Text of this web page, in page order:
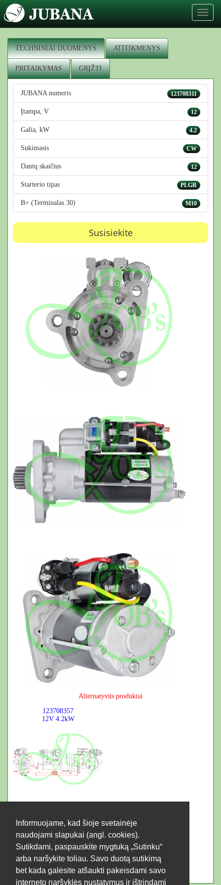
Informuojame, kad šioje svetainėje
naudojami slapukai (angl. cookies).
Sutikdami, paspauskite mygtuką „Sutinku“
arba naršykite toliau. Savo duotą sutikimą
bet kada galėsite atšaukti pakeisdami savo
interneto naršyklės nustatymus ir ištrindami
Toggle
TECHNINIAI DUOMENYS ATITIKMENYS
PRITAIKYMAS GRĮŽTI
123708311
JUBANA numeris
12
Įtampa, V
4.2
Galia, kW
CW
Sukimasis
12
Dantų skaičius
PLGR
Starterio tipas
M10
B+ (Terminalas 30)
Susisiekite
Alternatyvūs produktai
123708357
12V 4.2kW